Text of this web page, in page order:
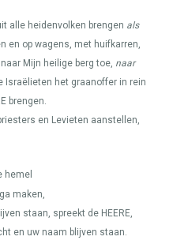
alle heidenvolken brengen als
en op wagens, met huifkarren,
Mijn heilige berg toe, naar
Israëlieten het graanoffer in rein
brengen.
en Levieten aanstellen,
hemel
maken,
staan, spreekt de HEERE,
en uw naam blijven staan.